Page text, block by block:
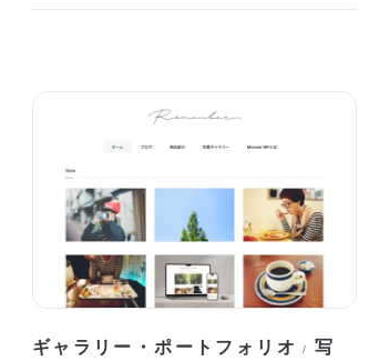
ギャラリー・ポートフォリオ /写